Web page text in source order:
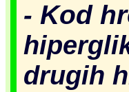
- Kod
drugih